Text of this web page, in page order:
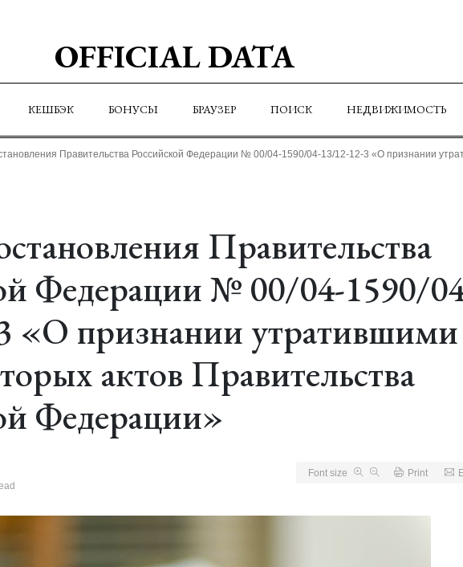
OFFICIAL DATA
КЕШБЭК БОНУСЫ БРАУЗЕР ПОИСК НЕДВИЖИМОСТЬ
Правительства Российской Федерации № 00/04-1590/04-13/12-12-3 «О признании
Правительства
Федерации № 00/04-1590/
«О признании утратившими
актов Правительства
Федерации»
Font size Print